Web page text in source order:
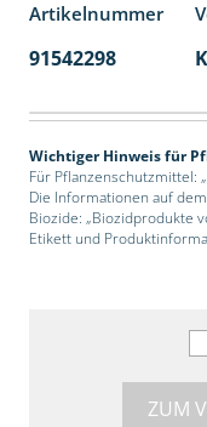
Artikelnummer
91542298
Wichtiger Hinweis für
Für Pflanzenschutzmittel:
Die Informationen auf
Biozide: „Biozidprodukte
Etikett und
ZUM